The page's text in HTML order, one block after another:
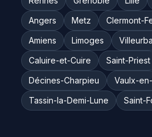
Angers
Metz Clermont-
Amiens
Limoges
Caluire-et-Cuire
Saint-Priest
Décines-Charpieu
Vaulx-
Tassin-la-Demi-Lune
Saint-